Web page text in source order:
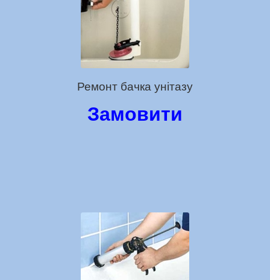
Ремонт бачка унітазу
Замовити